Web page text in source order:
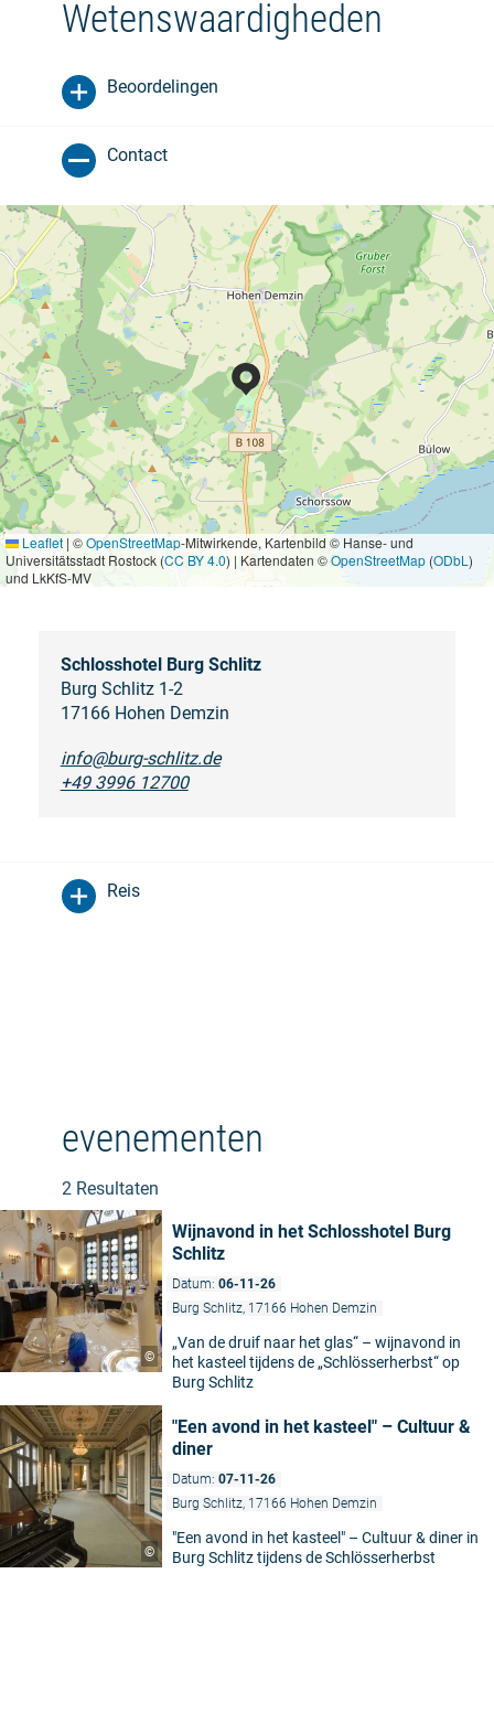
Wetenswaardigheden
Beoordelingen
Contact
Leaflet | ©OpenStreetMap-Mitwirkende, Kartenbild © Hanse- und
Universitätsstadt Rostock (CC BY 4.0) | Kartendaten ©OpenStreetMap (ODbL )
und LkKfS-MV
Schlosshotel Burg Schlitz
Burg Schlitz 1-2
17166 Hohen Demzin
info@burg-schlitz.de
+49 3996 12700
Reis
evenementen
2 Resultaten
©
Wijnavond in het Schlosshotel Burg
Schlitz
Datum: 06-11-26
Burg Schlitz, 17166 Hohen Demzin
„Van de druif naar het glas“ – wijnavond in
het kasteel tijdens de „Schlösserherbst“ op
Burg Schlitz
©
"Een avond in het kasteel" – Cultuur &
diner
Datum: 07-11-26
Burg Schlitz, 17166 Hohen Demzin
"Een avond in het kasteel" – Cultuur & diner in
Burg Schlitz tijdens de Schlösserherbst